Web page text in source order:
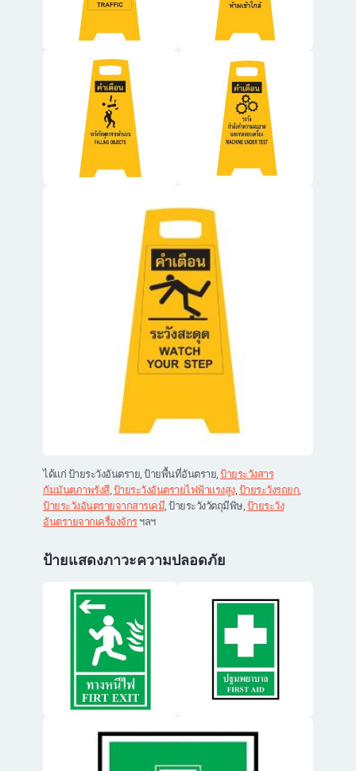
ได้แก่ ป้ายระวังอันตราย, ป้ายพื้นที่อันตราย,ป้ายระวังสาร
กัมมันตภาพรังสี,ป้ายระวังอันตรายไฟฟ้าแรงสูง,ป้ายระวังรถยก,
ป้ายระวังอันตรายจากสารเคมี, ป้ายระวังวัตถุมีพิษ,ป้ายระวัง
อันตรายจากเครื่องจักรฯลฯ
ป้ายแสดงภาวะความปลอดภัย